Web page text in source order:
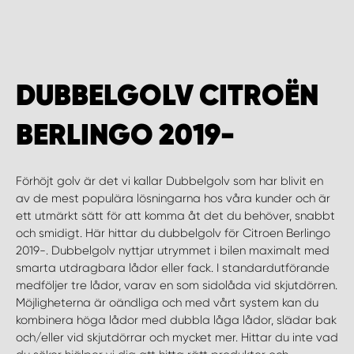
DUBBELGOLV CITROËN
BERLINGO 2019-
Förhöjt golv är det vi kallar Dubbelgolv som har blivit en
av de mest populära lösningarna hos våra kunder och är
ett utmärkt sätt för att komma åt det du behöver, snabbt
och smidigt. Här hittar du dubbelgolv för Citroen Berlingo
2019-. Dubbelgolv nyttjar utrymmet i bilen maximalt med
smarta utdragbara lådor eller fack. I standardutförande
medföljer tre lådor, varav en som sidolåda vid skjutdörren.
Möjligheterna är oändliga och med vårt system kan du
kombinera höga lådor med dubbla låga lådor, slädar bak
och/eller vid skjutdörrar och mycket mer. Hittar du inte vad
WORK SYSTEM KALMAR
WORK SYSTEM KARLSTAD
WORK SYSTEM KIRUNA
WORK SYSTEM KRISTIANSTAD
WORK SYSTEM LINKÖPING
WORK SYSTEM LULEÅ